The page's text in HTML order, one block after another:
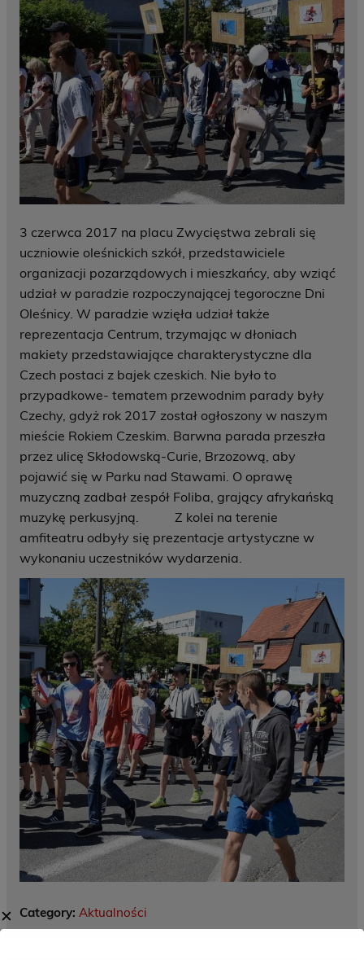
3 czerwca 2017 na placu Zwycięstwa zebrali się
uczniowie oleśnickich szkół, przedstawiciele
organizacji pozarządowych i mieszkańcy, aby wziąć
udział w paradzie rozpoczynającej tegoroczne Dni
Oleśnicy. W paradzie wzięła udział także
reprezentacja Centrum, trzymając w dłoniach
makiety przedstawiające charakterystyczne dla
Czech postaci z bajek czeskich. Nie było to
przypadkowe- tematem przewodnim parady były
Czechy, gdyż rok 2017 został ogłoszony w naszym
mieście Rokiem Czeskim. Barwna parada przeszła
przez ulicę Skłodowską-Curie, Brzozową, aby
pojawić się w Parku nad Stawami. O oprawę
muzyczną zadbał zespół Foliba, grający afrykańską
muzykę perkusyjną. Z kolei na terenie
amfiteatru odbyły się prezentacje artystyczne w
wykonaniu uczestników wydarzenia.
Category: Aktualności
✕